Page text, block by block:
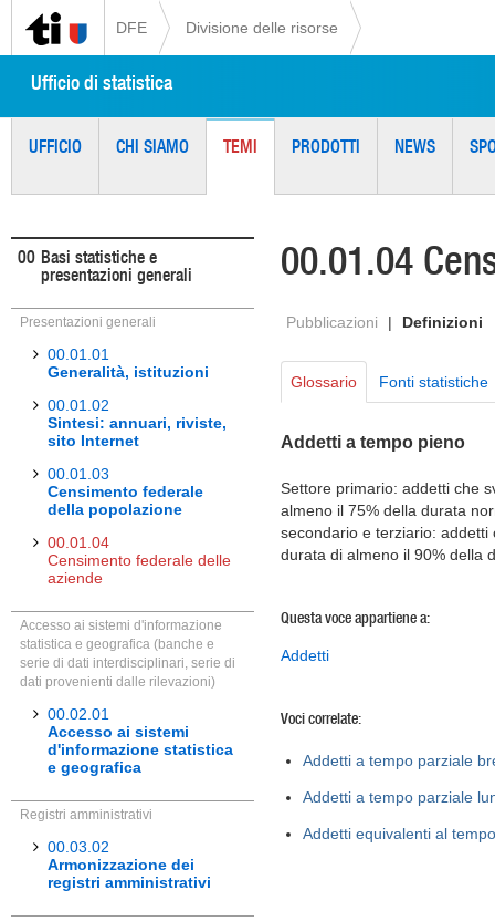
DFE Divisione delle risorse
Ufficio di statistica
UFFICIO CHI SIAMO TEMI PRODOTTI NEWS
00 Basi statistiche e
presentazioni generali
Presentazioni generali
00.01.01
Generalità, istituzioni
00.01.02
Sintesi: annuari, riviste,
sito Internet
00.01.03
Censimento federale
della popolazione
00.01.04
Censimento federale delle
aziende
Accesso ai sistemi d'informazione
statistica e geografica (banche e
serie di dati interdisciplinari, serie di
dati provenienti dalle rilevazioni)
00.02.01
Accesso ai sistemi
d'informazione statistica
e geografica
Registri amministrativi
00.03.02
Armonizzazione dei
registri amministrativi
00.01.04
Pubblicazioni | Definizioni
Glossario Fonti statistiche
Addetti a tempo pieno
Settore primario: addetti che
almeno il 75% della durata
secondario e terziario:
durata di almeno il 90% della
Questa voce appartiene a:
Addetti
Voci correlate:
Addetti a tempo parziale
Addetti a tempo parziale
Addetti equivalenti al